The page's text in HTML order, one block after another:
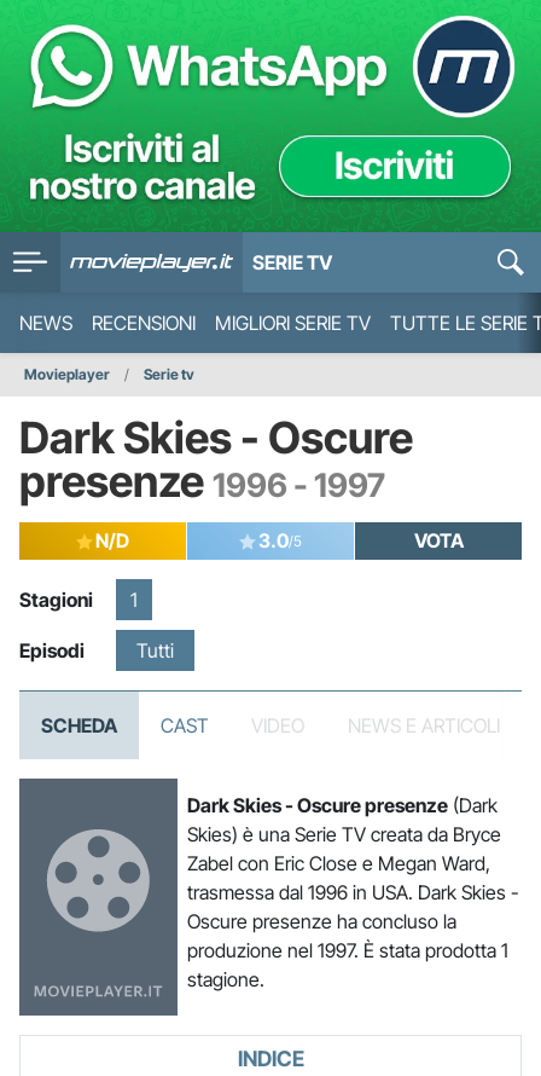
SERIE TV
NEWS RECENSIONI MIGLIORI SERIE TV TUTTE LE SERIE
Movieplayer Serie tv
Dark Skies - Oscure
presenze 1996 - 1997
N/D 3.0/5 VOTA
Stagioni 1
Episodi Tutti
SCHEDA CAST VIDEO NEWS E ARTICOLI
Dark Skies - Oscure presenze(Dark
Skies) è una Serie TV creata da Bryce
Zabel con Eric Close e Megan Ward,
trasmessa dal 1996 in USA. Dark Skies -
Oscure presenze ha concluso la
produzione nel 1997. È stata prodotta 1
stagione.
INDICE